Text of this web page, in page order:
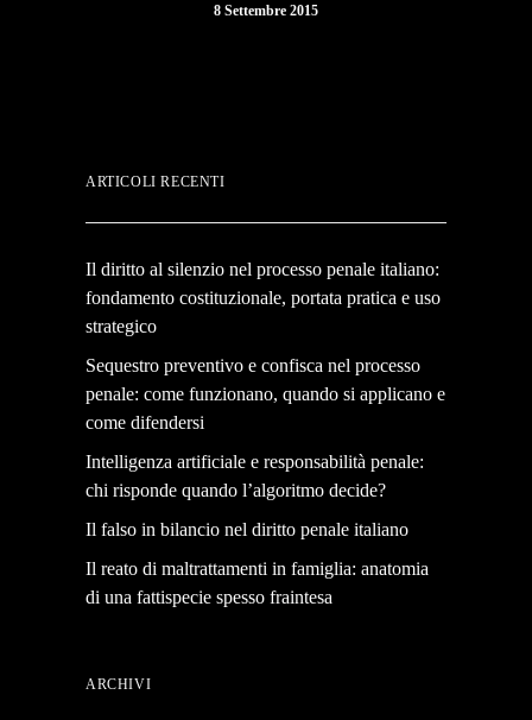
8 Settembre 2015
ARTICOLI RECENTI
Il diritto al silenzio nel processo penale italiano:
fondamento costituzionale, portata pratica e uso
strategico
Sequestro preventivo e confisca nel processo
penale: come funzionano, quando si applicano e
come difendersi
Intelligenza artificiale e responsabilità penale:
chi risponde quando l’algoritmo decide?
Il falso in bilancio nel diritto penale italiano
Il reato di maltrattamenti in famiglia: anatomia
di una fattispecie spesso fraintesa
ARCHIVI